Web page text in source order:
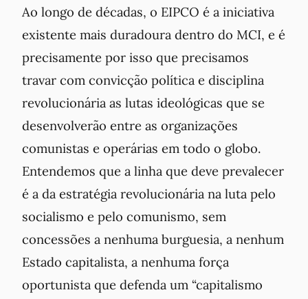
Ao longo de décadas, o EIPCO é a iniciativa
existente mais duradoura dentro do MCI, e é
precisamente por isso que precisamos
travar com convicção política e disciplina
revolucionária as lutas ideológicas que se
desenvolverão entre as organizações
comunistas e operárias em todo o globo.
Entendemos que a linha que deve prevalecer
é a da estratégia revolucionária na luta pelo
socialismo e pelo comunismo, sem
concessões a nenhuma burguesia, a nenhum
Estado capitalista, a nenhuma força
oportunista que defenda um “capitalismo